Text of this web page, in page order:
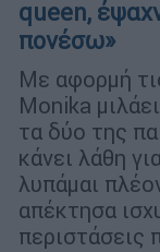
queen,
πονέσω»
Με αφορμή
Monika
τα δύο της
κάνει λάθη
λυπάμαι
απέκτησα
περιστάσεις